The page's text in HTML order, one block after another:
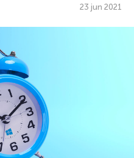
23 jun 2021